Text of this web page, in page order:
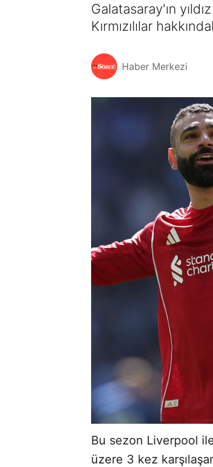
Galatasaray'ın
Kırmızılılar
Haber Merkezi
Bu sezon Liverpool
üzere 3 kez